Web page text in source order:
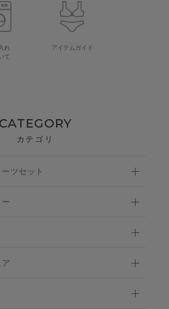
れ
て
アイテムガイド
CATEGORY
カテゴリ
ツセット